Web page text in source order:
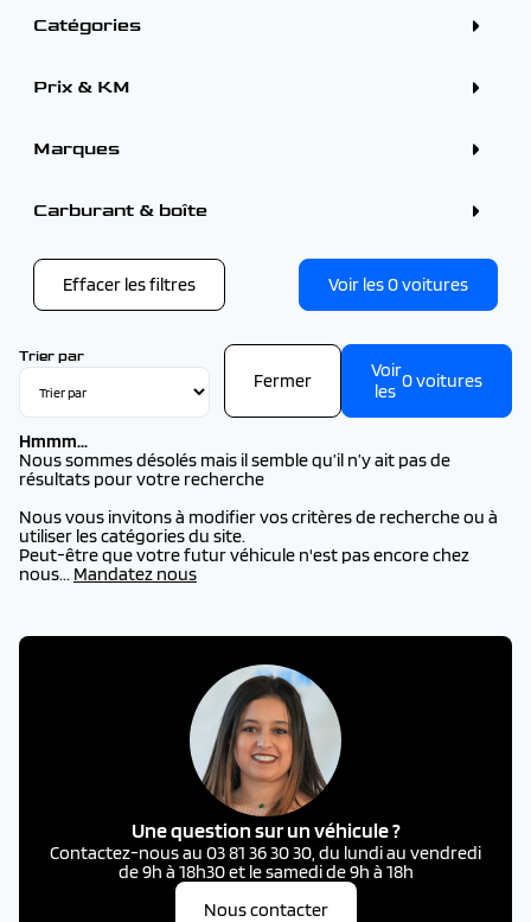
Catégories
Monospace (1)
Prix & KM
Marques
SEAT (1)
Carburant & boîte
Effacer les filtres Voir les0voitures
Trier par
Fermer
Voir
les 0voitures
Hmmm...
Nous sommes désolés mais il semble qu’il n’y ait pas de
résultats pour votre recherche
Nous vous invitons à modifier vos critères de recherche ou à
utiliser les catégories du site.
Peut-être que votre futur véhicule n'est pas encore chez
nous... Mandatez nous
Une question sur un véhicule ?
Contactez-nous au 03 81 36 30 30, du lundi au vendredi
de 9h à 18h30 et le samedi de 9h à 18h
Nous contacter